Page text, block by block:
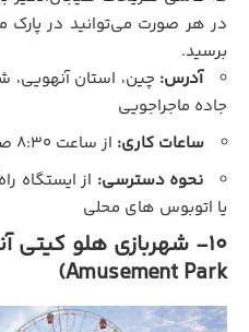
در هر صورت می‌توانید در
برسید.
آدرس: چین، استان
جاده ماجراجویی
ساعات کاری: از ساعت ۸:۳۰ صبح تا ۶:۰۰ عصر.
نحوه دسترسی: از ایستگاه
یا اتوبوس‌ های محلی
Amusement Park)